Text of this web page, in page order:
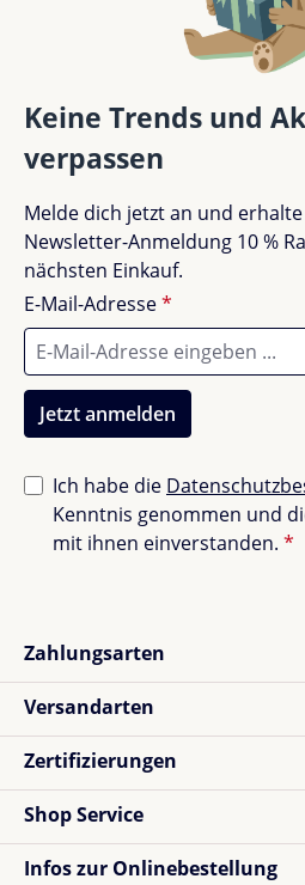
Bewertung schreiben
Keine Bewertungen
Erfahrungen mit anderen.
Keine Trends und
verpassen
Melde dich jetzt an und
Newsletter-Anmeldung 10 %
nächsten Einkauf.
E-Mail-Adresse*
Jetzt anmelden
Ich habe die
Kenntnis genommen und
mit ihnen einverstanden. *
Zahlungsarten
Versandarten
Zertifizierungen
Shop Service
Infos zur Onlinebestellung